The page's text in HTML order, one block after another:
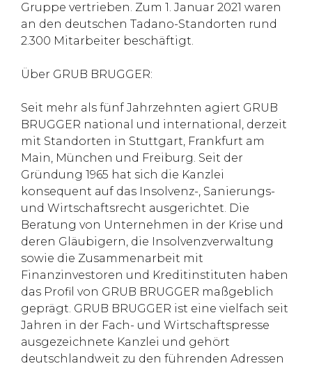
Gruppe vertrieben. Zum 1. Januar 2021 waren
an den deutschen Tadano-Standorten rund
2.300 Mitarbeiter beschäftigt.
Über GRUB BRUGGER:
Seit mehr als fünf Jahrzehnten agiert GRUB
BRUGGER national und international, derzeit
mit Standorten in Stuttgart, Frankfurt am
Main, München und Freiburg. Seit der
Gründung 1965 hat sich die Kanzlei
konsequent auf das Insolvenz-, Sanierungs-
und Wirtschaftsrecht ausgerichtet. Die
Beratung von Unternehmen in der Krise und
deren Gläubigern, die Insolvenzverwaltung
sowie die Zusammenarbeit mit
Finanzinvestoren und Kreditinstituten haben
das Profil von GRUB BRUGGER maßgeblich
geprägt. GRUB BRUGGER ist eine vielfach seit
Jahren in der Fach- und Wirtschaftspresse
ausgezeichnete Kanzlei und gehört
deutschlandweit zu den führenden Adressen